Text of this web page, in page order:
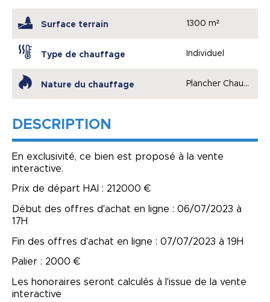
Surface terrain 1300 m²
Type de chauffage Individuel
Nature du chauffage Plancher Chauffant
DESCRIPTION
En exclusivité, ce bien est proposé à la vente
interactive.
Prix de départ HAI : 212000 €
Début des offres d'achat en ligne : 06/07/2023 à
17H
Fin des offres d'achat en ligne : 07/07/2023 à 19H
Palier : 2000 €
Les honoraires seront calculés à l'issue de la vente
interactive